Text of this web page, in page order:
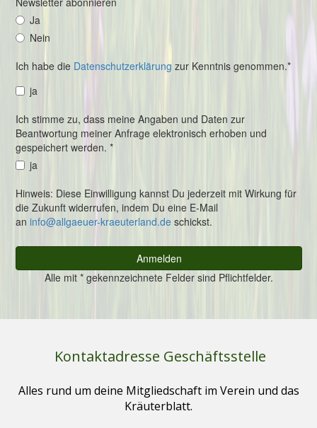
Kontaktadresse Geschäftsstelle
Alles rund um deine Mitgliedschaft im Verein und das
Kräuterblatt.